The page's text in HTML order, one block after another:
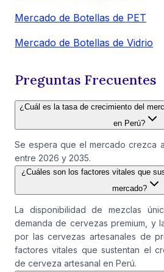
Mercado de Botellas de PET
Mercado de Botellas de Vidrio
Preguntas Frecuentes
¿Cuál es la tasa de crecimiento del
en Perú?
Se espera que el mercado crezca
entre 2026 y 2035.
¿Cuáles son los factores vitales que
mercado?
La disponibilidad de mezclas
demanda de cervezas premium, y
por las cervezas artesanales de
factores vitales que sustentan el
de cerveza artesanal en Perú.